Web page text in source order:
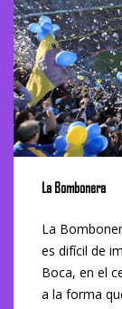
La Bombonera
La
es difícil de
Boca, en el
a la forma